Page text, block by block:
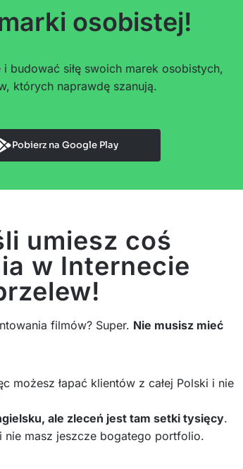
osobistej!
budować siłę swoich marek osobistych,
których naprawdę szanują.
Pobierz na Google Play
umiesz coś
w Internecie
filmów? Super. Nie musisz mieć
możesz łapać klientów z całej Polski i nie
ale zleceń jest tam setki tysięcy.
masz jeszcze bogatego portfolio.